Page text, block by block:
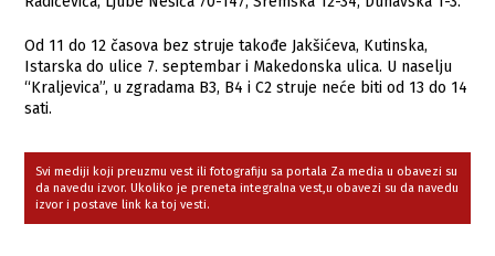
Od 11 do 12 časova bez struje takođe Jakšićeva, Kutinska,
Istarska do ulice 7. septembar i Makedonska ulica. U naselju
“Kraljevica”, u zgradama B3, B4 i C2 struje neće biti od 13 do 14
sati.
Svi mediji koji preuzmu vest ili fotografiju sa portala Za media u obavezi su
da navedu izvor. Ukoliko je preneta integralna vest,u obavezi su da navedu
izvor i postave link ka toj vesti.